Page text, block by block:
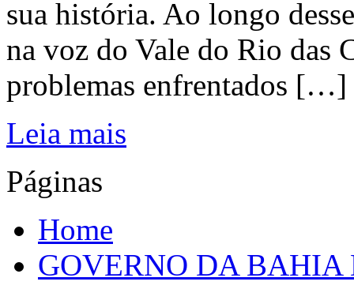
sua história. Ao longo
na voz do Vale do Rio das
problemas enfrentados […]
Leia mais
Páginas
Home
GOVERNO DA